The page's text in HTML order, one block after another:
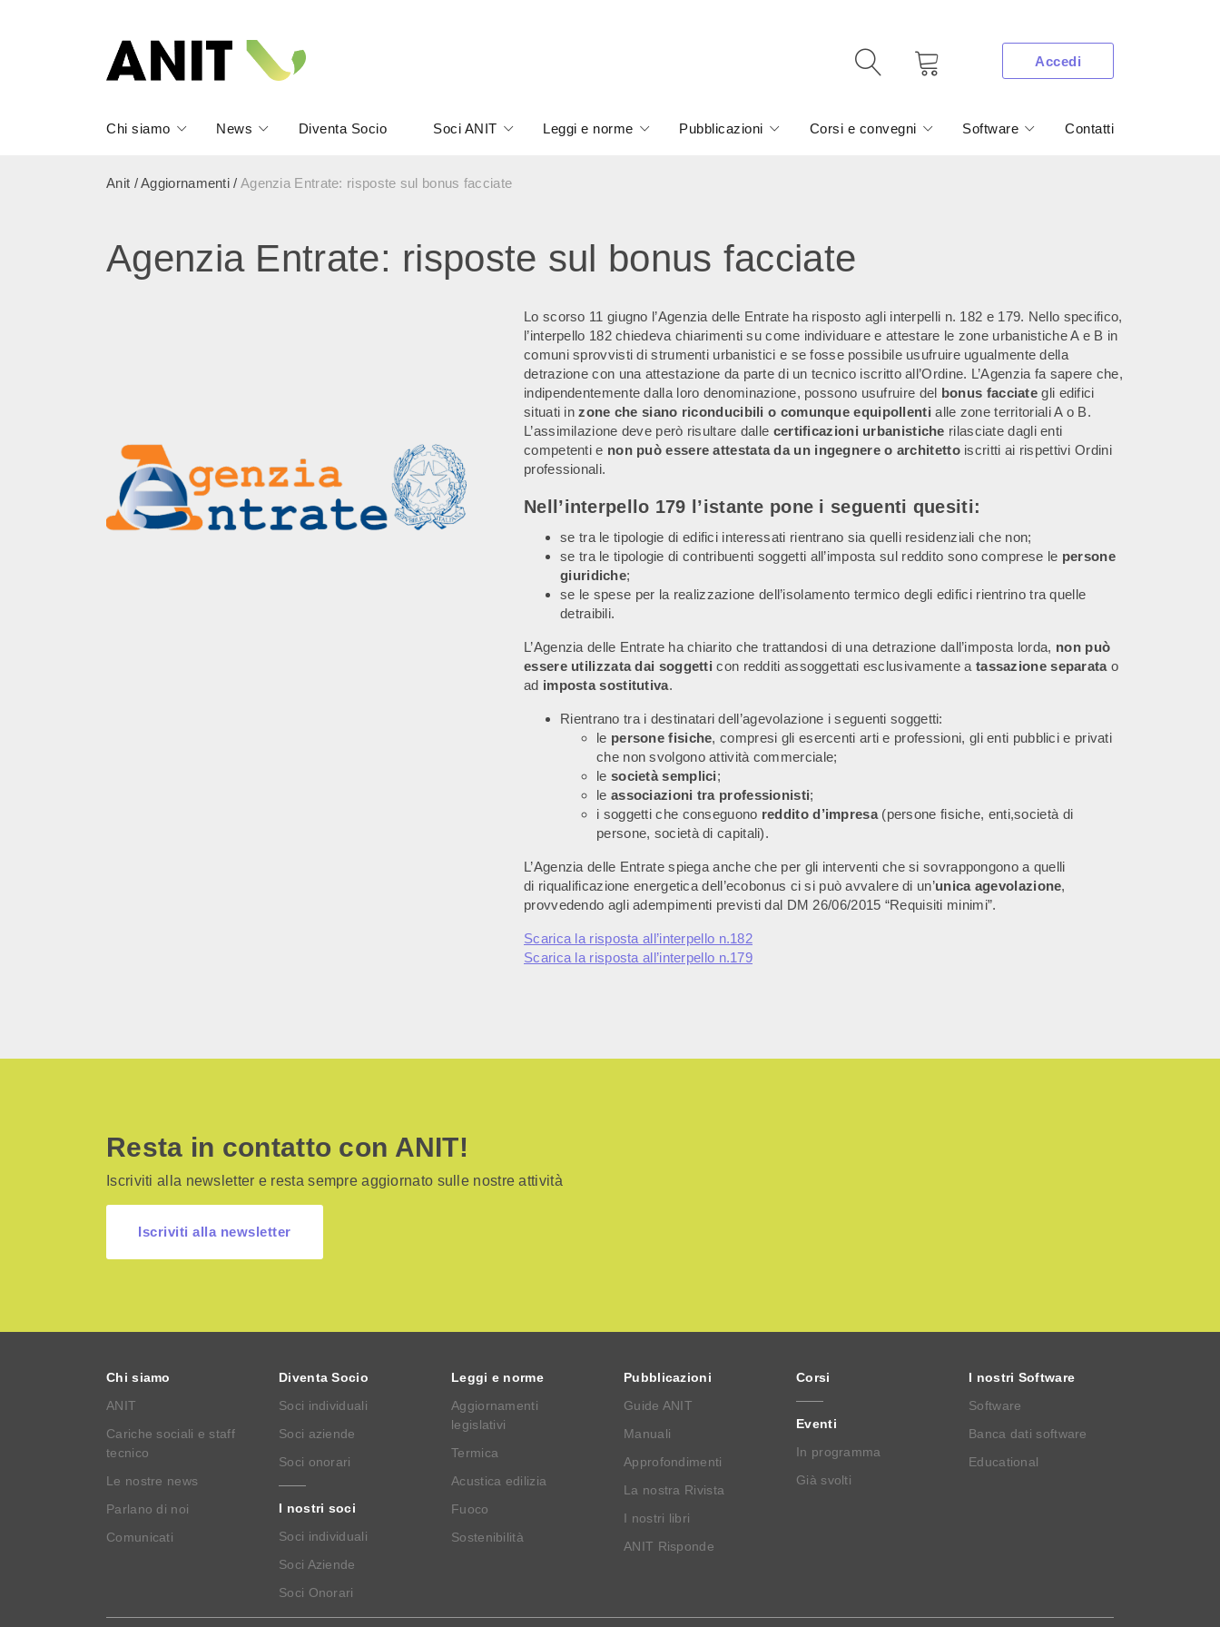
Accedi
Chi siamo News Diventa Socio Soci ANIT Leggi e norme Pubblicazioni Corsi e convegni Software Contatti
Anit /Aggiornamenti / Agenzia Entrate: risposte sul bonus facciate
Agenzia Entrate: risposte sul bonus facciate
Lo scorso 11 giugno l’Agenzia delle Entrate ha risposto agli interpelli n. 182 e 179. Nello specifico,
l’interpello 182 chiedeva chiarimenti su come individuare e attestare le zone urbanistiche A e B in
comuni sprovvisti di strumenti urbanistici e se fosse possibile usufruire ugualmente della
detrazione con una attestazione da parte di un tecnico iscritto all’Ordine. L’Agenzia fa sapere che,
indipendentemente dalla loro denominazione, possono usufruire del bonus facciate gli edifici
situati inzone che siano riconducibili o comunque equipollenti alle zone territoriali A o B.
L’assimilazione deve però risultare dalle certificazioni urbanistiche rilasciate dagli enti
competenti e non può essere attestata da un ingegnere o architettoiscritti ai rispettivi Ordini
professionali.
Nell’interpello 179 l’istante pone i seguenti quesiti:
se tra le tipologie di edifici interessati rientrano sia quelli residenziali che non;
se tra le tipologie di contribuenti soggetti all’imposta sul reddito sono comprese le persone
giuridiche;
se le spese per la realizzazione dell’isolamento termico degli edifici rientrino tra quelle
detraibili.
L’Agenzia delle Entrate ha chiarito che trattandosi di una detrazione dall’imposta lorda, non può
essere utilizzata dai soggetti con redditi assoggettati esclusivamente a tassazione separatao
ad imposta sostitutiva.
Rientrano tra i destinatari dell’agevolazione i seguenti soggetti:
le persone fisiche, compresi gli esercenti arti e professioni, gli enti pubblici e privati
che non svolgono attività commerciale;
le società semplici;
le associazioni tra professionisti;
i soggetti che conseguono reddito d’impresa(persone fisiche, enti,società di
persone, società di capitali).
L’Agenzia delle Entrate spiega anche che per gli interventi che si sovrappongono a quelli
di riqualificazione energetica dell’ecobonus ci si può avvalere di un’unica agevolazione,
provvedendo agli adempimenti previsti dal DM 26/06/2015 “Requisiti minimi”.
Scarica la risposta all’interpello n.182
Scarica la risposta all’interpello n.179
Resta in contatto con ANIT!
Iscriviti alla newsletter e resta sempre aggiornato sulle nostre attività
Iscriviti alla newsletter
Chi siamo
ANIT
Cariche sociali e staff
tecnico
Le nostre news
Parlano di noi
Comunicati
Diventa Socio
Soci individuali
Soci aziende
Soci onorari
I nostri soci
Soci individuali
Soci Aziende
Soci Onorari
Leggi e norme
Aggiornamenti
legislativi
Termica
Acustica edilizia
Fuoco
Sostenibilità
Pubblicazioni
Guide ANIT
Manuali
Approfondimenti
La nostra Rivista
I nostri libri
ANIT Risponde
Corsi
Eventi
In programma
Già svolti
I nostri Software
Software
Banca dati software
Educational